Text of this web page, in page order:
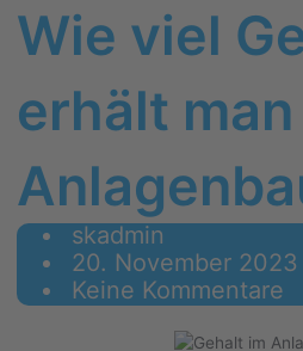
Wie viel
erhält
skadmin
20. November 2023
Keine Kommentare